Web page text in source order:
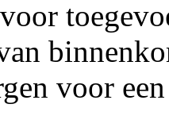
voor